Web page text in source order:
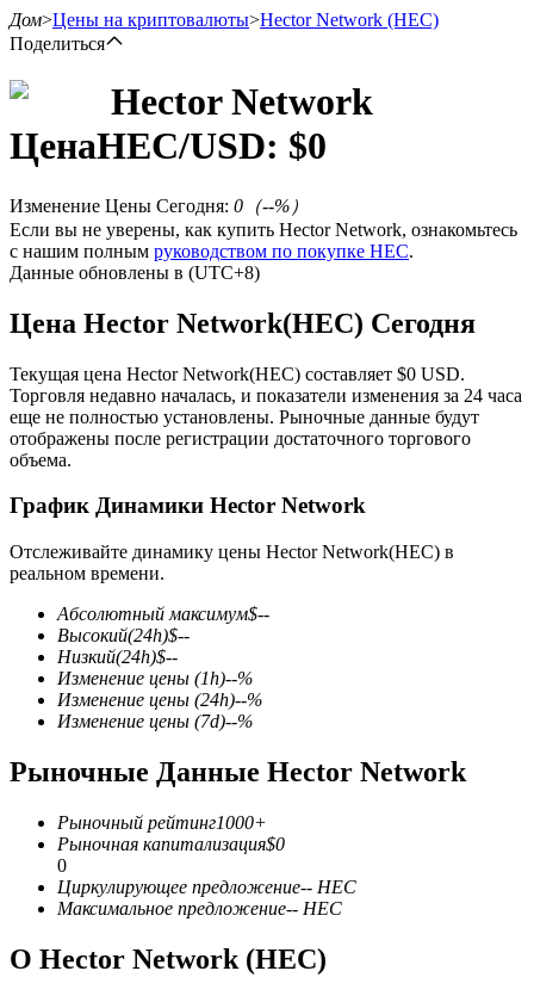
Фьючерсы
USDT-фьючерсы
Фьючерсы с использованием USDT в качестве
обеспечения
Фьючерсы на COIN-M
Криптовалютные фьючерсы
TradFi
Деривативы на акции, форекс, драгоценные металлы и
сырьевые товары
Дом>Цены на криптовалюты>Hector Network (HEC)
Поделиться
Hector Network
ЦенаHEC/USD: $0
Изменение Цены Сегодня: 0 （--%）
Если вы не уверены, как купить Hector Network, ознакомьтесь
с нашим полным руководством по покупке HEC.
Данные обновлены в (UTC+8)
Цена Hector Network(HEC) Сегодня
Текущая цена Hector Network(HEC) составляет $0 USD.
Торговля недавно началась, и показатели изменения за 24 часа
еще не полностью установлены. Рыночные данные будут
отображены после регистрации достаточного торгового
объема.
График Динамики Hector Network
Отслеживайте динамику цены Hector Network(HEC) в
реальном времени.
Абсолютный максимум$--
Высокий(24h)$--
Низкий(24h)$--
Изменение цены (1h)--%
Изменение цены (24h)--%
Изменение цены (7d)--%
Рыночные Данные Hector Network
Рыночный рейтинг1000+
Рыночная капитализация$0
0
Циркулирующее предложение-- HEC
Максимальное предложение-- HEC
О Hector Network (HEC)